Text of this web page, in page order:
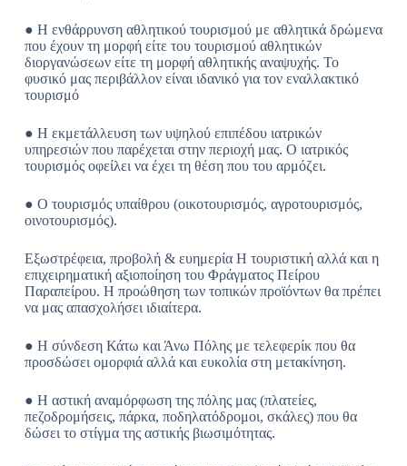
● Η ενθάρρυνση αθλητικού τουρισμού με αθλητικά δρώμενα
που έχουν τη μορφή είτε του τουρισμού αθλητικών
διοργανώσεων είτε τη μορφή αθλητικής αναψυχής. Το
φυσικό μας περιβάλλον είναι ιδανικό για τον εναλλακτικό
τουρισμό
● Η εκμετάλλευση των υψηλού επιπέδου ιατρικών
υπηρεσιών που παρέχεται στην περιοχή μας. Ο ιατρικός
τουρισμός οφείλει να έχει τη θέση που του αρμόζει.
● Ο τουρισμός υπαίθρου (οικοτουρισμός, αγροτουρισμός,
οινοτουρισμός).
Εξωστρέφεια, προβολή & ευημερία Η τουριστική αλλά και η
επιχειρηματική αξιοποίηση του Φράγματος Πείρου
Παραπείρου. Η προώθηση των τοπικών προϊόντων θα πρέπει
να μας απασχολήσει ιδιαίτερα.
● Η σύνδεση Κάτω και Άνω Πόλης με τελεφερίκ που θα
προσδώσει ομορφιά αλλά και ευκολία στη μετακίνηση.
● Η αστική αναμόρφωση της πόλης μας (πλατείες,
πεζοδρομήσεις, πάρκα, ποδηλατόδρομοι, σκάλες) που θα
δώσει το στίγμα της αστικής βιωσιμότητας.